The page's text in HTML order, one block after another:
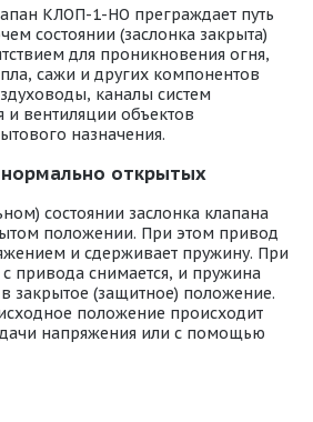
КЛОП-1-НО преграждает путь
состоянии (заслонка закрыта)
для проникновения огня,
сажи и других компонентов
каналы систем
вентиляции объектов
назначения.
открытых
состоянии заслонка клапана
положении. При этом привод
и сдерживает пружину. При
привода снимается, и пружина
закрытое (защитное) положение.
положение происходит
напряжения или с помощью